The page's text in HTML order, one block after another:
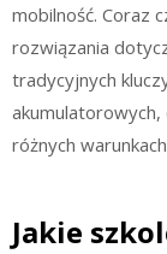
mobilność. Coraz
rozwiązania
tradycyjnych
różnych
Jakie